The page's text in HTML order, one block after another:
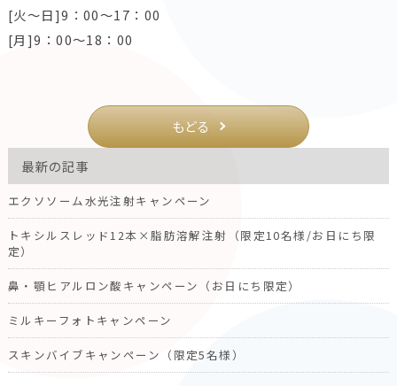
[火～日]9：00～17：00
[月]9：00～18：00
もどる
最新の記事
エクソソーム水光注射キャンペーン
トキシルスレッド12本×脂肪溶解注射（限定10名様/お日にち限
定）
鼻・顎ヒアルロン酸キャンペーン（お日にち限定）
ミルキーフォトキャンペーン
スキンバイブキャンペーン（限定5名様）